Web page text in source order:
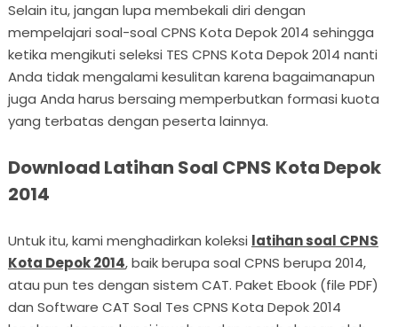
Selain itu, jangan lupa membekali diri dengan
mempelajari soal-soal CPNS Kota Depok 2014 sehingga
ketika mengikuti seleksi TES CPNS Kota Depok 2014 nanti
Anda tidak mengalami kesulitan karena bagaimanapun
juga Anda harus bersaing memperbutkan formasi kuota
yang terbatas dengan peserta lainnya.
Download Latihan Soal CPNS Kota Depok
2014
Untuk itu, kami menghadirkan koleksi latihan soal CPNS
Kota Depok 2014, baik berupa soal CPNS berupa 2014,
atau pun tes dengan sistem CAT. Paket Ebook (file PDF)
dan Software CAT Soal Tes CPNS Kota Depok 2014